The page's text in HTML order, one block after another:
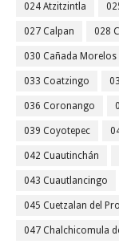
024 Atzitzintla
027 Calpan 028
030 Cañada Morelos
033 Coatzingo
036 Coronango
039 Coyotepec
042 Cuautinchán
043 Cuautlancingo
045 Cuetzalan del
047 Chalchicomula